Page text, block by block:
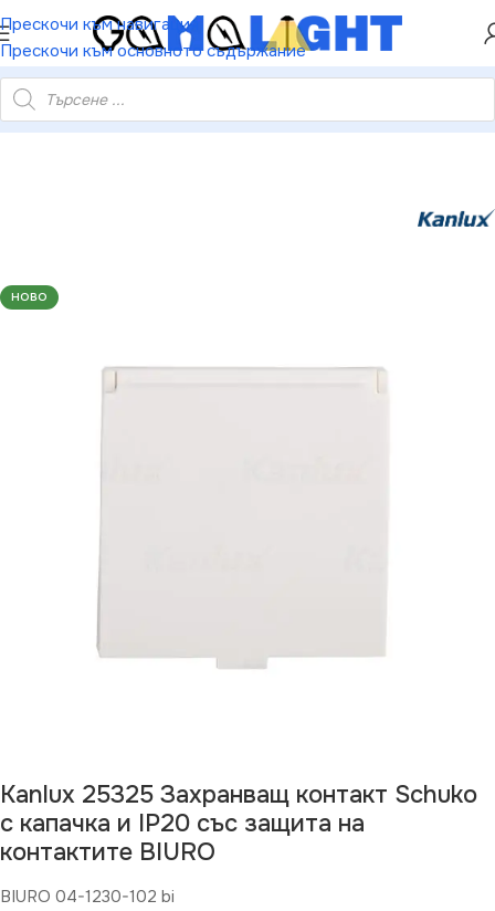
Прескочи към навигация
Прескочи към основното съдържание
НАМАЛЕНИЕ ОТ 5%
Schuko с капачка и IP20 със защита на контактите BIURO
НОВО
Kanlux 25325 Захранващ контакт Schuko
с капачка и IP20 със защита на
контактите BIURO
BIURO 04-1230-102 bi